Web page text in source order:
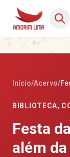
Início/Acervo/
BIBLIOTECA,
Festa
além